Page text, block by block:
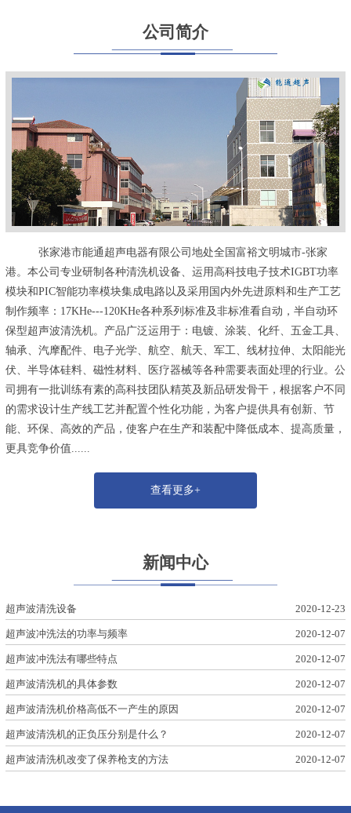
公司简介
张家港市能通超声电器有限公司地处全国富裕文明城市-张家
港。本公司专业研制各种清洗机设备、运用高科技电子技术IGBT功率
模块和PIC智能功率模块集成电路以及采用国内外先进原料和生产工艺
制作频率：17KHe---120KHe各种系列标准及非标准看自动，半自动环
保型超声波清洗机。产品广泛运用于：电镀、涂装、化纤、五金工具、
轴承、汽摩配件、电子光学、航空、航天、军工、线材拉伸、太阳能光
伏、半导体硅料、磁性材料、医疗器械等各种需要表面处理的行业。公
司拥有一批训练有素的高科技团队精英及新品研发骨干，根据客户不同
的需求设计生产线工艺并配置个性化功能，为客户提供具有创新、节
能、环保、高效的产品，使客户在生产和装配中降低成本、提高质量，
更具竞争价值......
查看更多+
新闻中心
超声波清洗设备 2020-12-23
超声波冲洗法的功率与频率 2020-12-07
超声波冲洗法有哪些特点 2020-12-07
超声波清洗机的具体参数 2020-12-07
超声波清洗机价格高低不一产生的原因 2020-12-07
超声波清洗机的正负压分别是什么？ 2020-12-07
超声波清洗机改变了保养枪支的方法 2020-12-07